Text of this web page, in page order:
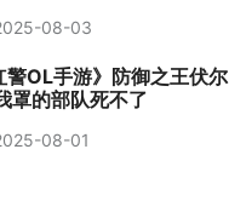
08-03
警OL手游》防御之王伏尔
罩的部队死不了
08-01